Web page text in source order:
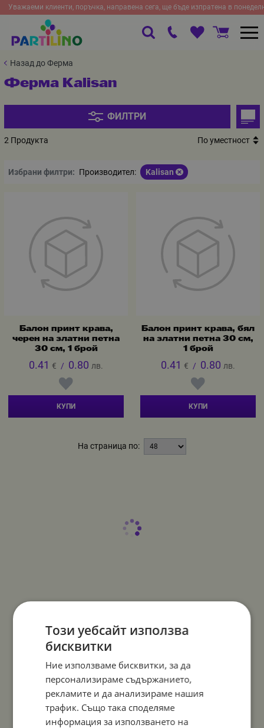
Уважаеми клиенти, поръчка, направена сега, ще бъде изпратена в
Назад до Ферма
Ферма Kalisan
ФИЛТРИ
2 Продукта По уместност
Избрани филтри: Производител: Kalisan
Балон принт крава,
черен на златни петна
30 см, 1 брой
0.41 € / 0.80 лв.
КУПИ
Балон принт крава, бял
на златни петна 30 см,
1 брой
0.41 € / 0.80 лв.
КУПИ
На страница по:
Този уебсайт използва
бисквитки
Ние използваме бисквитки, за да
персонализираме съдържанието,
рекламите и да анализираме нашия
трафик. Също така споделяме
информация за използването на